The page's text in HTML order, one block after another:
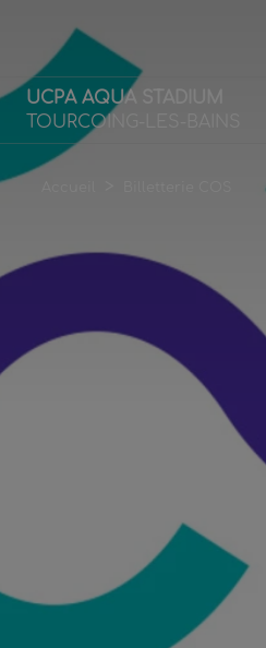
UCPA AQUA STADIUM
TOURCOING-LES-BAINS